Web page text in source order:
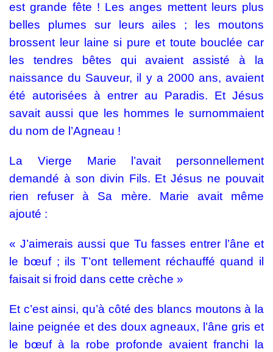
est grande fête ! Les anges mettent leurs plus
belles plumes sur leurs ailes ; les moutons
brossent leur laine si pure et toute bouclée car
les tendres bêtes qui avaient assisté à la
naissance du Sauveur, il y a 2000 ans, avaient
été autorisées à entrer au Paradis. Et Jésus
savait aussi que les hommes le surnommaient
du nom de l’Agneau !
La Vierge Marie l’avait personnellement
demandé à son divin Fils. Et Jésus ne pouvait
rien refuser à Sa mère. Marie avait même
ajouté :
« J’aimerais aussi que Tu fasses entrer l’âne et
le bœuf ; ils T’ont tellement réchauffé quand il
faisait si froid dans cette crèche »
Et c’est ainsi, qu’à côté des blancs moutons à la
laine peignée et des doux agneaux, l’âne gris et
le bœuf à la robe profonde avaient franchi la